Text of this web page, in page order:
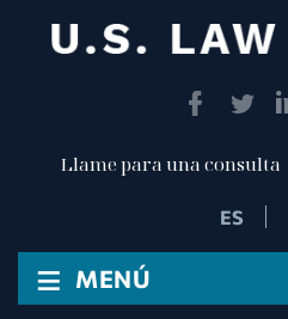
Llame para una consulta
≡ MENÚ